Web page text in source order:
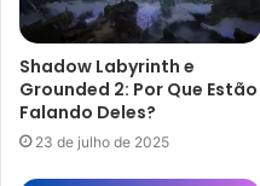
Shadow Labyrinth e
Grounded 2: Por Que Estão
Falando Deles?
23 de julho de 2025